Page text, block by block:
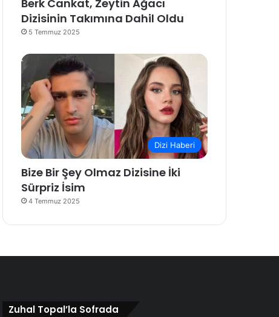
Berk Cankat, Zeytin Ağacı
Dizisinin Takımına Dahil Oldu
5 Temmuz 2025
Dizi Haberi
Bize Bir Şey Olmaz Dizisine İki
Sürpriz İsim
4 Temmuz 2025
Zuhal Topal’la Sofrada